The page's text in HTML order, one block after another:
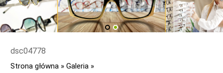
1 2
dsc04778
Strona główna » Galeria »